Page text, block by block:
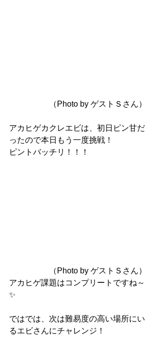
（Photo by ゲストＳさん）
アカヒゲカクレエビは、初日ピン甘だ
ったので本日もう一度挑戦！
ピントバッチリ！！！
（Photo by ゲストＳさん）
アカヒゲ課題はコンプリートですね～
✨
ではでは、次は難易度の高い場所にい
るエビさんにチャレンジ！